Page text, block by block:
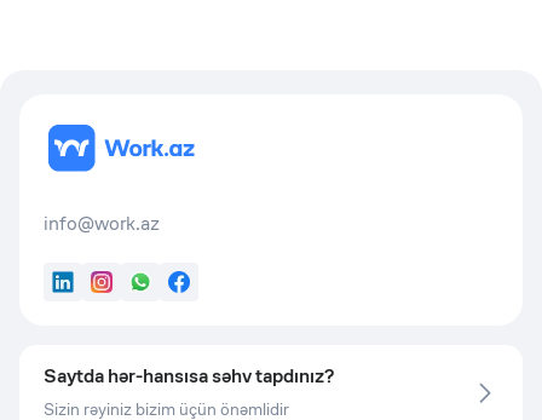
info@work.az
LinkedInInstagram
WhatsApp
Facebook
Saytda hər-hansısa səhv tapdınız?
Sizin rəyiniz bizim üçün önəmlidir